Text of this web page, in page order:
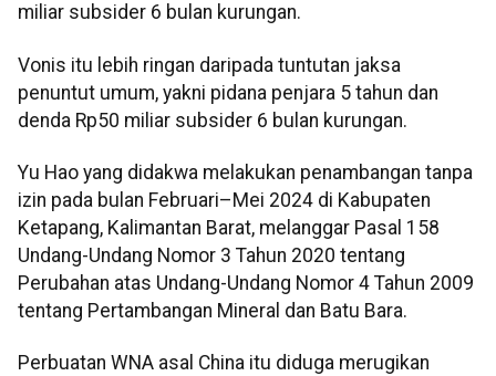
miliar subsider 6 bulan kurungan.
Vonis itu lebih ringan daripada tuntutan jaksa
penuntut umum, yakni pidana penjara 5 tahun dan
denda Rp50 miliar subsider 6 bulan kurungan.
Yu Hao yang didakwa melakukan penambangan tanpa
izin pada bulan Februari–Mei 2024 di Kabupaten
Ketapang, Kalimantan Barat, melanggar Pasal 158
Undang-Undang Nomor 3 Tahun 2020 tentang
Perubahan atas Undang-Undang Nomor 4 Tahun 2009
tentang Pertambangan Mineral dan Batu Bara.
Perbuatan WNA asal China itu diduga merugikan